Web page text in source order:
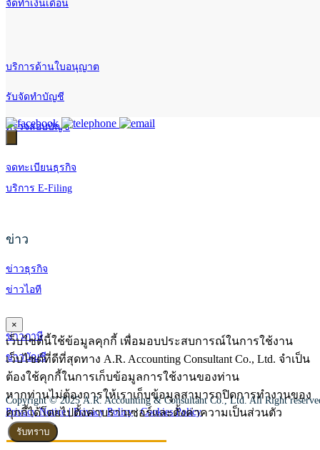
จัดทำเงินเดือน
บริการด้านใบอนุญาต
รับจัดทำบัญชี
ตรวจสอบบัญชี
จดทะเบียนธุรกิจ
บริการ E-Filing
ข่าว
ข่าวธุรกิจ
ข่าวไอที
ข่าวภาษี
ข่าวบัญชี
Copyright © 2025 A.R. Accounting & Consultant Co., Ltd. All Right
Privacy Notice | Privacy Policy|Cookies Policy
×
เว็บไซต์นี้ใช้ข้อมูลคุกกี้ เพื่อมอบประสบการณ์ในการใช้งาน
เว็บไซต์ที่ดีที่สุดทาง A.R. Accounting Consultant Co., Ltd. จำเป็น
ต้องใช้คุกกี้ในการเก็บข้อมูลการใช้งานของท่าน
หากท่านไม่ต้องการให้เราเก็บข้อมูลสามารถปิดการทำงานของ
คุกกี้ได้โดยไปตั้งค่าบราวเซอร์และตั้งค่าความเป็นส่วนตัว
รับทราบ